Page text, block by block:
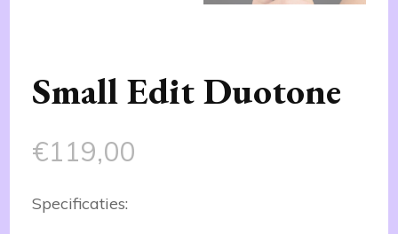
Small Edit Duotone
€119,00
Specificaties: